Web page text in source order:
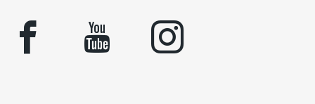
facebook youtube instagram